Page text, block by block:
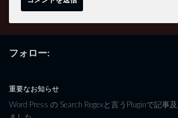
フォロー:
重要なお知らせ
Word Press の Search Regexと言うPluginで記事